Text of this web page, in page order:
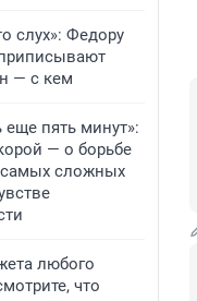
слух»: Федору
— с кем
еще пять минут»:
— о борьбе
сложных
любого
что